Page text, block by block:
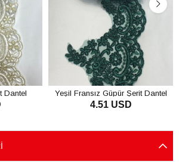
Dantel Yeşil Fransız Güpür Şerit Dantel
4.51 USD